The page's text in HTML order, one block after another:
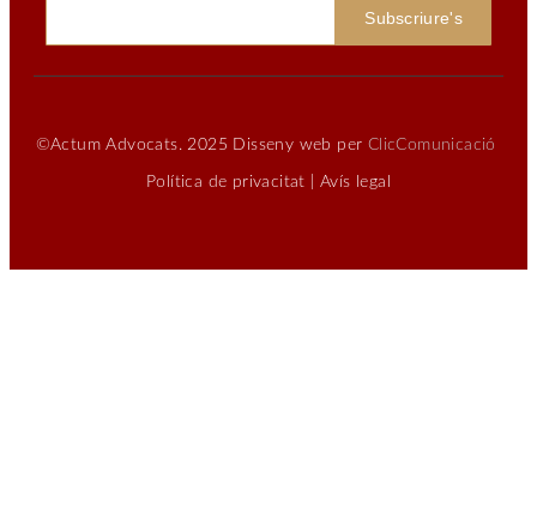
Subscriure's
©Actum Advocats. 2025 Disseny web per ClicComunicació
Política de privacitat Avís legal